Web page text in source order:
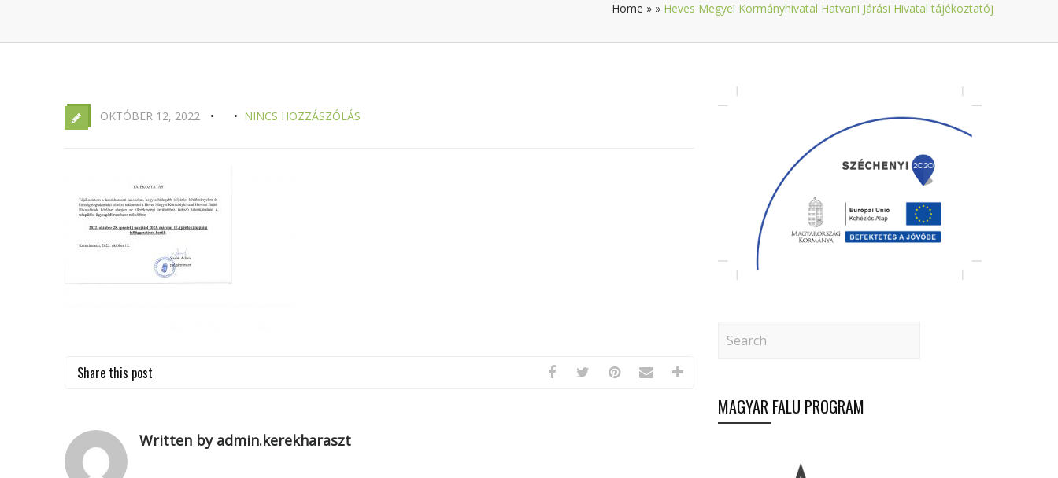
Home » » Heves Megyei Kormányhivatal Hatvani Járási Hivatal tájékoztatój
OKTÓBER 12, 2022 NINCS HOZZÁSZÓLÁS
Share this post
Written by admin.kerekharaszt
MAGYAR FALU PROGRAM